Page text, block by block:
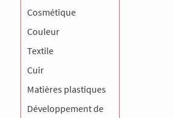
Cosmétique
Couleur
Textile
Cuir
Matières plastiques
Développement de